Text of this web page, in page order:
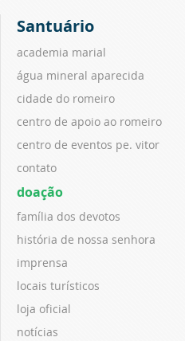
Santuário
academia marial
água mineral aparecida
cidade do romeiro
centro de apoio ao romeiro
centro de eventos pe. vitor
contato
doação
família dos devotos
história de nossa senhora
imprensa
locais turísticos
loja oficial
notícias